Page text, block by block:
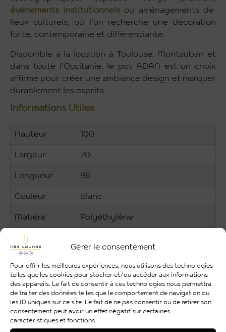
Gérer le consentement
Pour offrir les meilleures expériences, nous utilisons des technologies
telles que les cookies pour stocker et/ou accéder aux informations
des appareils. Le fait de consentir à ces technologies nous permettra
de traiter des données telles que le comportement de navigation ou
les ID uniques sur ce site. Le fait de ne pas consentir ou de retirer son
consentement peut avoir un effet négatif sur certaines
caractéristiques et fonctions.
événements institutionnels ou aménagements de
lieux culturels, où l’on recherche une décoration
forte, contemporaine et différenciante.
Disponible à la location à Toulouse, Montauban et
dans toute l’Occitanie, le pot ADAN est un choix
affirmé pour créer une ambiance design et marquer
durablement les esprits.
Informations Utiles
Hauteur 100
Largeur 70
Longueur 96
Couleur blanc
Matière Polyéthylène
Utilisation